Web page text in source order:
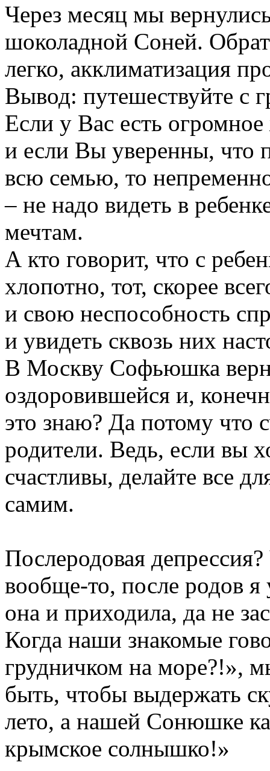
Через месяц мы
шоколадной Соней.
легко, акклиматизация
Вывод: путешествуйте с
Если у Вас есть огромное
и если Вы уверенны, что
всю семью, то
– не надо видеть в
мечтам.
А кто говорит, что с
хлопотно, тот, скорее
и свою неспособность
и увидеть сквозь них
В Москву Софьюшка
оздоровившейся и,
это знаю? Да потому что
родители. Ведь, если вы
счастливы, делайте все
самим.
Послеродовая
вообще-то, после родов я
она и приходила, да не
Когда наши знакомые
грудничком на море?!»,
быть, чтобы выдержать
лето, а нашей Сонюшке
крымское солнышко!»